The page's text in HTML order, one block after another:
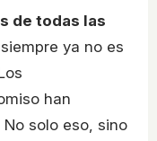
de todas las
ya no es
han
solo eso, sino